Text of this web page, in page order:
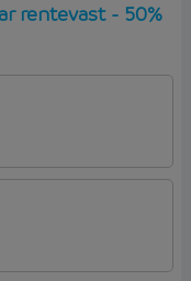
rentevast - 50%